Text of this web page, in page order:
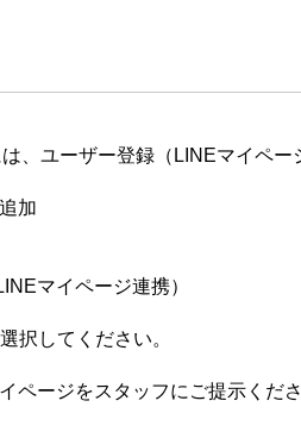
、ユーザー登録（LINEマイペー
加
マイページ連携）
択してください。
ページをスタッフにご提示くださ